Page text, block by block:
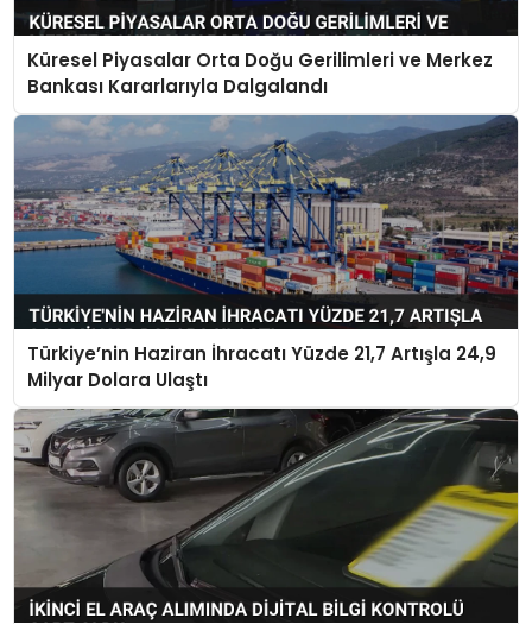
Küresel Piyasalar Orta Doğu Gerilimleri ve Merkez
Bankası Kararlarıyla Dalgalandı
Türkiye’nin Haziran İhracatı Yüzde 21,7 Artışla 24,9
Milyar Dolara Ulaştı